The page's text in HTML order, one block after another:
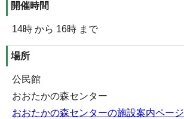
開催時間
14時 から 16時 まで
場所
公民館
おおたかの森センター
おおたかの森センターの施設案内ページ